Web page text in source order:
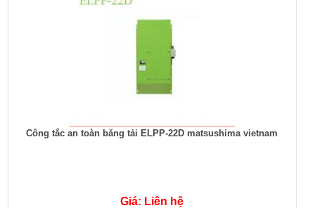
Công tắc an toàn băng tải ELPP-22D matsushima vietnam
Giá: Liên hệ